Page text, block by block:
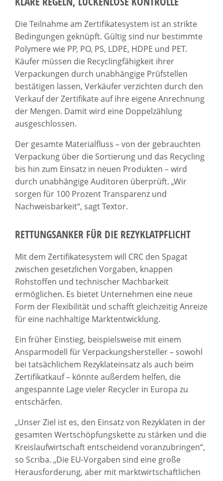
Die Teilnahme am Zertifikatesystem ist an strikte
Bedingungen geknüpft. Gültig sind nur bestimmte
Polymere wie PP, PO, PS, LDPE, HDPE und PET.
Käufer müssen die Recyclingfähigkeit ihrer
Verpackungen durch unabhängige Prüfstellen
bestätigen lassen, Verkäufer verzichten durch den
Verkauf der Zertifikate auf ihre eigene Anrechnung
der Mengen. Damit wird eine Doppelzählung
ausgeschlossen.
Der gesamte Materialfluss – von der gebrauchten
Verpackung über die Sortierung und das Recycling
bis hin zum Einsatz in neuen Produkten – wird
durch unabhängige Auditoren überprüft. „Wir
sorgen für 100 Prozent Transparenz und
Nachweisbarkeit“, sagt Textor.
RETTUNGSANKER FÜR DIE REZYKLATPFLICHT
Mit dem Zertifikatesystem will CRC den Spagat
zwischen gesetzlichen Vorgaben, knappen
Rohstoffen und technischer Machbarkeit
ermöglichen. Es bietet Unternehmen eine neue
Form der Flexibilität und schafft gleichzeitig Anreize
für eine nachhaltige Marktentwicklung.
Ein früher Einstieg, beispielsweise mit einem
Ansparmodell für Verpackungshersteller – sowohl
bei tatsächlichem Rezyklateinsatz als auch beim
Zertifikatkauf – könnte außerdem helfen, die
angespannte Lage vieler Recycler in Europa zu
entschärfen.
„Unser Ziel ist es, den Einsatz von Rezyklaten in der
gesamten Wertschöpfungskette zu stärken und die
Kreislaufwirtschaft entscheidend voranzubringen“,
so Scriba. „Die EU-Vorgaben sind eine große
Herausforderung, aber mit marktwirtschaftlichen